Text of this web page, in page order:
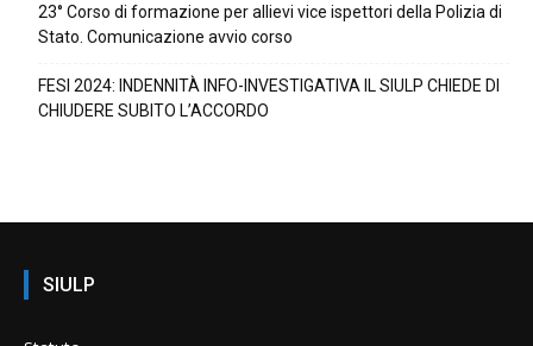
23° Corso di formazione per allievi vice ispettori della Polizia di
Stato. Comunicazione avvio corso
FESI 2024: INDENNITÀ INFO-INVESTIGATIVA IL SIULP CHIEDE DI
CHIUDERE SUBITO L’ACCORDO
SIULP